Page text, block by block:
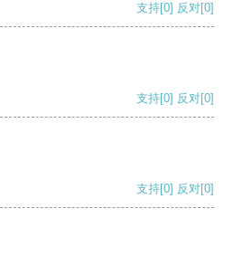
支持[0] 反对[0]
支持[0] 反对[0]
支持[0] 反对[0]